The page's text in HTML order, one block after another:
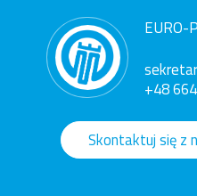
EURO-
+48
Skontaktuj się z